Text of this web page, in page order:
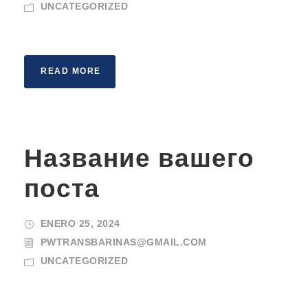
UNCATEGORIZED
READ MORE
Название вашего
поста
ENERO 25, 2024
PWTRANSBARINAS@GMAIL.COM
UNCATEGORIZED